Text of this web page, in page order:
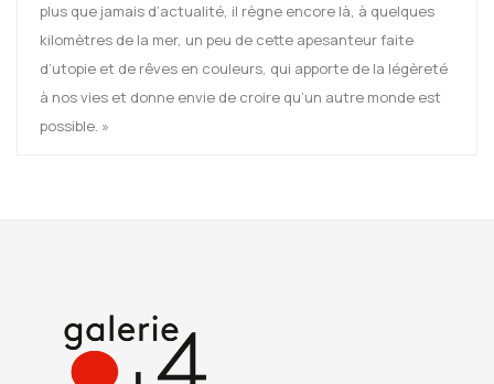
plus que jamais d’actualité, il règne encore là, à quelques
kilomètres de la mer, un peu de cette apesanteur faite
d’utopie et de rêves en couleurs, qui apporte de la légèreté
à nos vies et donne envie de croire qu’un autre monde est
possible. »